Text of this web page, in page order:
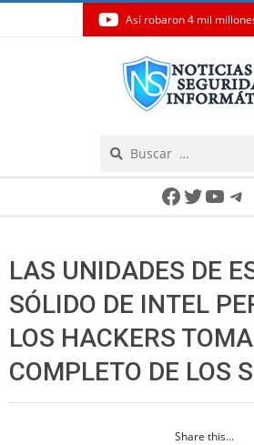
Así robaron 4 mil
Facebook
Twitter
LAS UNIDADES DE
SÓLIDO DE INTEL
LOS HACKERS
COMPLETO DE LOS
Share this...